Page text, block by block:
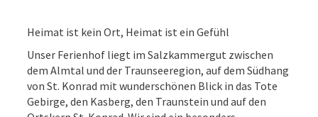
Heimat ist kein Ort, Heimat ist ein Gefühl
Unser Ferienhof liegt im Salzkammergut zwischen
dem Almtal und der Traunseeregion, auf dem Südhang
von St. Konrad mit wunderschönen Blick in das Tote
Gebirge, den Kasberg, den Traunstein und auf den